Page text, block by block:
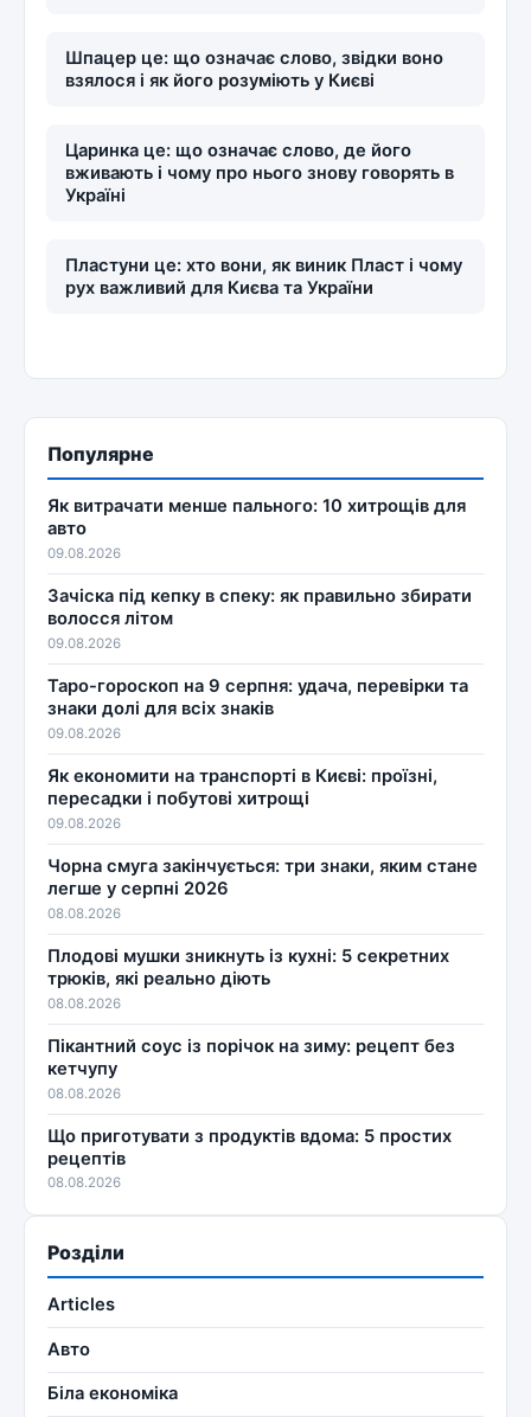
Шпацер це: що означає слово, звідки воно
взялося і як його розуміють у Києві
Царинка це: що означає слово, де його
вживають і чому про нього знову говорять в
Україні
Пластуни це: хто вони, як виник Пласт і чому
рух важливий для Києва та України
Популярне
Як витрачати менше пального: 10 хитрощів для
авто
09.08.2026
Зачіска під кепку в спеку: як правильно збирати
волосся літом
09.08.2026
Таро-гороскоп на 9 серпня: удача, перевірки та
знаки долі для всіх знаків
09.08.2026
Як економити на транспорті в Києві: проїзні,
пересадки і побутові хитрощі
09.08.2026
Чорна смуга закінчується: три знаки, яким стане
легше у серпні 2026
08.08.2026
Плодові мушки зникнуть із кухні: 5 секретних
трюків, які реально діють
08.08.2026
Пікантний соус із порічок на зиму: рецепт без
кетчупу
08.08.2026
Що приготувати з продуктів вдома: 5 простих
рецептів
08.08.2026
Розділи
Articles
Авто
Біла економіка